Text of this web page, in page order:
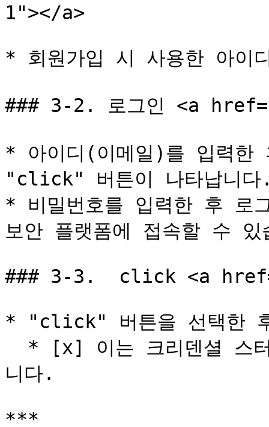
1"></a>
* 회원가입 시 사용한 아이
### 3-2. 로그인 <a
* 아이디(이메일)를 입력한
"click" 버튼이 나타납니
* 비밀번호를 입력한 후 로
보안 플랫폼에 접속할 수 있
### 3-3.  click <a
* "click" 버튼을 선택한 후
니다.
***